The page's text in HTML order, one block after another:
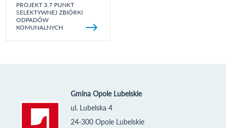
PROJEKT 3.7 PUNKT
SELEKTYWNEJ ZBIÓRKI
ODPADÓW
KOMUNALNYCH
Gmina Opole Lubelskie
ul. Lubelska 4
24-300 Opole Lubelskie